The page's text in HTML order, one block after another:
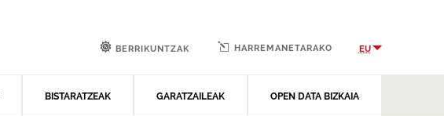
BISTARATZEAK GARATZAILEAK OPEN DATA BIZKAIA
BERRIKUNTZAK HARREMANETARAKO EU